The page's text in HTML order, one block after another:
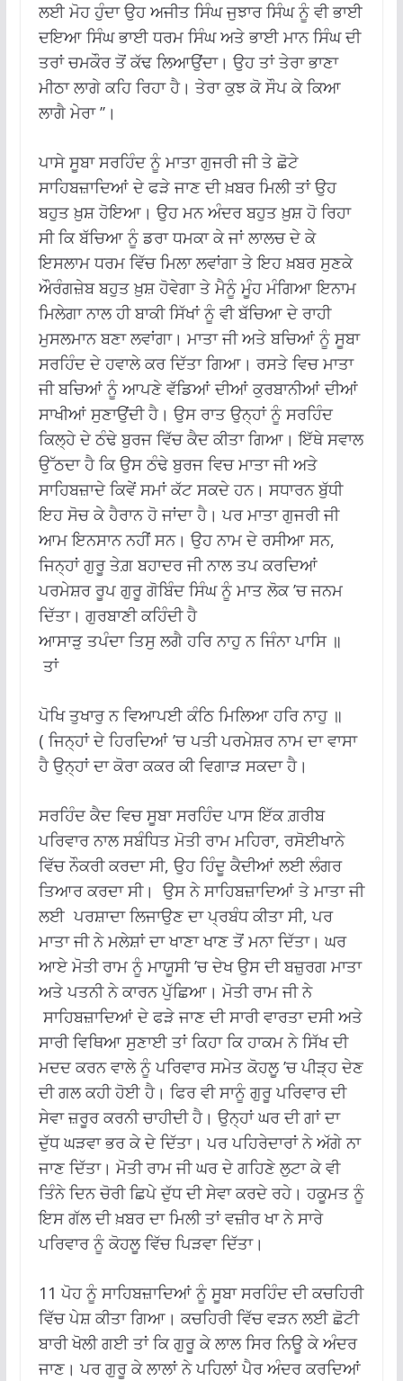
ਲਈ ਮੋਹ ਹੁੰਦਾ ਉਹ ਅਜੀਤ ਸਿੰਘ ਜੁਝਾਰ ਸਿੰਘ ਨੂੰ ਵੀ ਭਾਈ
ਦਇਆ ਸਿੰਘ ਭਾਈ ਧਰਮ ਸਿੰਘ ਅਤੇ ਭਾਈ ਮਾਨ ਸਿੰਘ ਦੀ
ਤਰਾਂ ਚਮਕੌਰ ਤੋਂ ਕੱਢ ਲਿਆਉਂਦਾ। ਉਹ ਤਾਂ ਤੇਰਾ ਭਾਣਾ
ਮੀਠਾ ਲਾਗੇ ਕਹਿ ਰਿਹਾ ਹੈ। ਤੇਰਾ ਕੁਝ ਕੋ ਸੌਪ ਕੇ ਕਿਆ
ਲਾਗੈ ਮੇਰਾ ’’।
ਪਾਸੇ ਸੂਬਾ ਸਰਹਿੰਦ ਨੂੰ ਮਾਤਾ ਗੁਜਰੀ ਜੀ ਤੇ ਛੋਟੇ
ਸਾਹਿਬਜ਼ਾਦਿਆਂ ਦੇ ਫੜੇ ਜਾਣ ਦੀ ਖ਼ਬਰ ਮਿਲੀ ਤਾਂ ਉਹ
ਬਹੁਤ ਖ਼ੁਸ਼ ਹੋਇਆ। ਉਹ ਮਨ ਅੰਦਰ ਬਹੁਤ ਖ਼ੁਸ਼ ਹੋ ਰਿਹਾ
ਸੀ ਕਿ ਬੱਚਿਆ ਨੂੰ ਡਰਾ ਧਮਕਾ ਕੇ ਜਾਂ ਲਾਲਚ ਦੇ ਕੇ
ਇਸਲਾਮ ਧਰਮ ਵਿੱਚ ਮਿਲਾ ਲਵਾਂਗਾ ਤੇ ਇਹ ਖ਼ਬਰ ਸੁਣਕੇ
ਔਰੰਗਜ਼ੇਬ ਬਹੁਤ ਖ਼ੁਸ਼ ਹੋਵੇਗਾ ਤੇ ਮੈਨੂੰ ਮੂੰਹ ਮੰਗਿਆ ਇਨਾਮ
ਮਿਲੇਗਾ ਨਾਲ ਹੀ ਬਾਕੀ ਸਿੱਖਾਂ ਨੂੰ ਵੀ ਬੱਚਿਆ ਦੇ ਰਾਹੀ
ਮੁਸਲਮਾਨ ਬਣਾ ਲਵਾਂਗਾ। ਮਾਤਾ ਜੀ ਅਤੇ ਬਚਿਆਂ ਨੂੰ ਸੂਬਾ
ਸਰਹਿੰਦ ਦੇ ਹਵਾਲੇ ਕਰ ਦਿੱਤਾ ਗਿਆ। ਰਸਤੇ ਵਿਚ ਮਾਤਾ
ਜੀ ਬਚਿਆਂ ਨੂੰ ਆਪਣੇ ਵੱਡਿਆਂ ਦੀਆਂ ਕੁਰਬਾਨੀਆਂ ਦੀਆਂ
ਸਾਖੀਆਂ ਸੁਣਾਉਂਦੀ ਹੈ। ਉਸ ਰਾਤ ਉਨ੍ਹਾਂ ਨੂੰ ਸਰਹਿੰਦ
ਕਿਲ੍ਹੇ ਦੇ ਠੰਢੇ ਬੁਰਜ ਵਿੱਚ ਕੈਦ ਕੀਤਾ ਗਿਆ। ਇੱਥੇ ਸਵਾਲ
ਉੱਠਦਾ ਹੈ ਕਿ ਉਸ ਠੰਢੇ ਬੁਰਜ ਵਿਚ ਮਾਤਾ ਜੀ ਅਤੇ
ਸਾਹਿਬਜ਼ਾਦੇ ਕਿਵੇਂ ਸਮਾਂ ਕੱਟ ਸਕਦੇ ਹਨ। ਸਧਾਰਨ ਬੁੱਧੀ
ਇਹ ਸੋਚ ਕੇ ਹੈਰਾਨ ਹੋ ਜਾਂਦਾ ਹੈ। ਪਰ ਮਾਤਾ ਗੁਜਰੀ ਜੀ
ਆਮ ਇਨਸਾਨ ਨਹੀਂ ਸਨ। ਉਹ ਨਾਮ ਦੇ ਰਸੀਆ ਸਨ,
ਜਿਨ੍ਹਾਂ ਗੁਰੂ ਤੇਗ਼ ਬਹਾਦਰ ਜੀ ਨਾਲ ਤਪ ਕਰਦਿਆਂ
ਪਰਮੇਸ਼ਰ ਰੂਪ ਗੁਰੂ ਗੋਬਿੰਦ ਸਿੰਘ ਨੂੰ ਮਾਤ ਲੋਕ ’ਚ ਜਨਮ
ਦਿੱਤਾ। ਗੁਰਬਾਣੀ ਕਹਿੰਦੀ ਹੈ
ਆਸਾੜੁ ਤਪੰਦਾ ਤਿਸੁ ਲਗੈ ਹਰਿ ਨਾਹੁ ਨ ਜਿੰਨਾ ਪਾਸਿ ॥
ਤਾਂ
ਪੋਖਿ ਤੁਖਾਰੁ ਨ ਵਿਆਪਈ ਕੰਠਿ ਮਿਲਿਆ ਹਰਿ ਨਾਹੁ ॥
( ਜਿਨ੍ਹਾਂ ਦੇ ਹਿਰਦਿਆਂ ’ਚ ਪਤੀ ਪਰਮੇਸ਼ਰ ਨਾਮ ਦਾ ਵਾਸਾ
ਹੈ ਉਨ੍ਹਾਂ ਦਾ ਕੋਰਾ ਕਕਰ ਕੀ ਵਿਗਾੜ ਸਕਦਾ ਹੈ।
ਸਰਹਿੰਦ ਕੈਦ ਵਿਚ ਸੂਬਾ ਸਰਹਿੰਦ ਪਾਸ ਇੱਕ ਗ਼ਰੀਬ
ਪਰਿਵਾਰ ਨਾਲ ਸਬੰਧਿਤ ਮੋਤੀ ਰਾਮ ਮਹਿਰਾ, ਰਸੋਈਖਾਨੇ
ਵਿੱਚ ਨੌਕਰੀ ਕਰਦਾ ਸੀ, ਉਹ ਹਿੰਦੂ ਕੈਦੀਆਂ ਲਈ ਲੰਗਰ
ਤਿਆਰ ਕਰਦਾ ਸੀ। ਉਸ ਨੇ ਸਾਹਿਬਜ਼ਾਦਿਆਂ ਤੇ ਮਾਤਾ ਜੀ
ਲਈ ਪਰਸ਼ਾਦਾ ਲਿਜਾਉਣ ਦਾ ਪ੍ਰਬੰਧ ਕੀਤਾ ਸੀ, ਪਰ
ਮਾਤਾ ਜੀ ਨੇ ਮਲੇਸ਼ਾਂ ਦਾ ਖਾਣਾ ਖਾਣ ਤੋਂ ਮਨਾ ਦਿੱਤਾ। ਘਰ
ਆਏ ਮੋਤੀ ਰਾਮ ਨੂੰ ਮਾਯੂਸੀ ’ਚ ਦੇਖ ਉਸ ਦੀ ਬਜ਼ੁਰਗ ਮਾਤਾ
ਅਤੇ ਪਤਨੀ ਨੇ ਕਾਰਨ ਪੁੱਛਿਆ। ਮੋਤੀ ਰਾਮ ਜੀ ਨੇ
ਸਾਹਿਬਜ਼ਾਦਿਆਂ ਦੇ ਫੜੇ ਜਾਣ ਦੀ ਸਾਰੀ ਵਾਰਤਾ ਦਸੀ ਅਤੇ
ਸਾਰੀ ਵਿਥਿਆ ਸੁਣਾਈ ਤਾਂ ਕਿਹਾ ਕਿ ਹਾਕਮ ਨੇ ਸਿੱਖ ਦੀ
ਮਦਦ ਕਰਨ ਵਾਲੇ ਨੂੰ ਪਰਿਵਾਰ ਸਮੇਤ ਕੋਹਲੂ ’ਚ ਪੀੜ੍ਹ ਦੇਣ
ਦੀ ਗਲ ਕਹੀ ਹੋਈ ਹੈ। ਫਿਰ ਵੀ ਸਾਨੂੰ ਗੁਰੂ ਪਰਿਵਾਰ ਦੀ
ਸੇਵਾ ਜ਼ਰੂਰ ਕਰਨੀ ਚਾਹੀਦੀ ਹੈ। ਉਨ੍ਹਾਂ ਘਰ ਦੀ ਗਾਂ ਦਾ
ਦੁੱਧ ਘੜਵਾ ਭਰ ਕੇ ਦੇ ਦਿੱਤਾ। ਪਰ ਪਹਿਰੇਦਾਰਾਂ ਨੇ ਅੱਗੇ ਨਾ
ਜਾਣ ਦਿੱਤਾ। ਮੋਤੀ ਰਾਮ ਜੀ ਘਰ ਦੇ ਗਹਿਣੇ ਲੁਟਾ ਕੇ ਵੀ
ਤਿੰਨੇ ਦਿਨ ਚੋਰੀ ਛਿਪੇ ਦੁੱਧ ਦੀ ਸੇਵਾ ਕਰਦੇ ਰਹੇ। ਹਕੂਮਤ ਨੂੰ
ਇਸ ਗੱਲ ਦੀ ਖ਼ਬਰ ਦਾ ਮਿਲੀ ਤਾਂ ਵਜ਼ੀਰ ਖਾ ਨੇ ਸਾਰੇ
ਪਰਿਵਾਰ ਨੂੰ ਕੋਹਲੂ ਵਿੱਚ ਪਿੜਵਾ ਦਿੱਤਾ।
11 ਪੋਹ ਨੂੰ ਸਾਹਿਬਜ਼ਾਦਿਆਂ ਨੂੰ ਸੂਬਾ ਸਰਹਿੰਦ ਦੀ ਕਚਹਿਰੀ
ਵਿੱਚ ਪੇਸ਼ ਕੀਤਾ ਗਿਆ। ਕਚਹਿਰੀ ਵਿੱਚ ਵੜਨ ਲਈ ਛੋਟੀ
ਬਾਰੀ ਖੋਲੀ ਗਈ ਤਾਂ ਕਿ ਗੁਰੂ ਕੇ ਲਾਲ ਸਿਰ ਨਿਊ ਕੇ ਅੰਦਰ
ਜਾਣ। ਪਰ ਗੁਰੂ ਕੇ ਲਾਲਾਂ ਨੇ ਪਹਿਲਾਂ ਪੈਰ ਅੰਦਰ ਕਰਦਿਆਂ